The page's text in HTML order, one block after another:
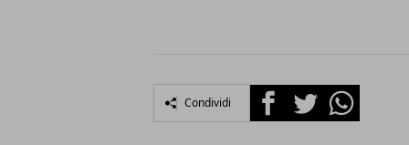
Condividi FacebookTwitterWhatsapp